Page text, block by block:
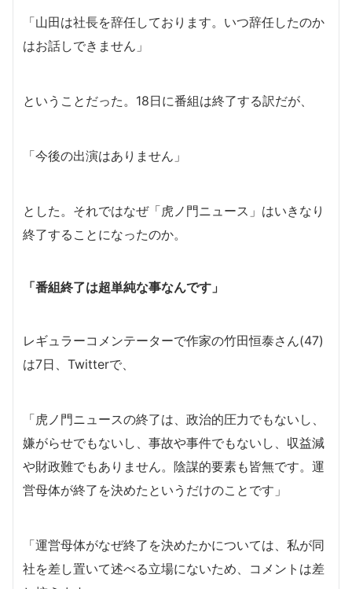
「山田は社長を辞任しております。いつ辞任したのか
はお話しできません」
ということだった。18日に番組は終了する訳だが、
「今後の出演はありません」
とした。それではなぜ「虎ノ門ニュース」はいきなり
終了することになったのか。
「番組終了は超単純な事なんです」
レギュラーコメンテーターで作家の竹田恒泰さん(47)
は7日、Twitterで、
「虎ノ門ニュースの終了は、政治的圧力でもないし、
嫌がらせでもないし、事故や事件でもないし、収益減
や財政難でもありません。陰謀的要素も皆無です。運
営母体が終了を決めたというだけのことです」
「運営母体がなぜ終了を決めたかについては、私が同
社を差し置いて述べる立場にないため、コメントは差